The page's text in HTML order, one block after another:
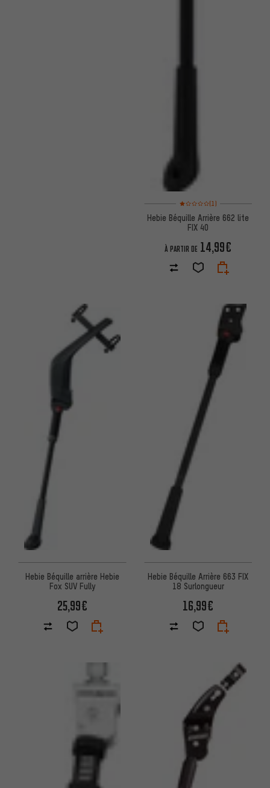
Note moyenne : 1 sur 5
(1)
Hebie Béquille Arrière 662 lite
FIX 40
À PARTIR DE 14,99€
Hebie Béquille arrière Hebie
Fox SUV Fully
25,99€
Hebie Béquille Arrière 663 FIX
18 Surlongueur
16,99€